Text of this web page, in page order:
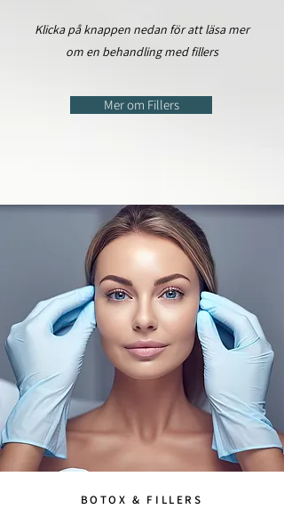
Klicka på knappen nedan för att läsa mer
om en behandling med fillers
Mer om Fillers
BOTOX & FILLERS